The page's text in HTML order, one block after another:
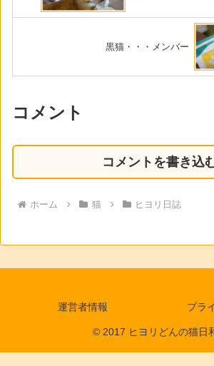
黒猫・・・メンバー
コメント
コメントを書き込
ホーム 猫 ヒヨリ日誌
運営者情報 プラ
© 2017 ヒヨリどんの猫日